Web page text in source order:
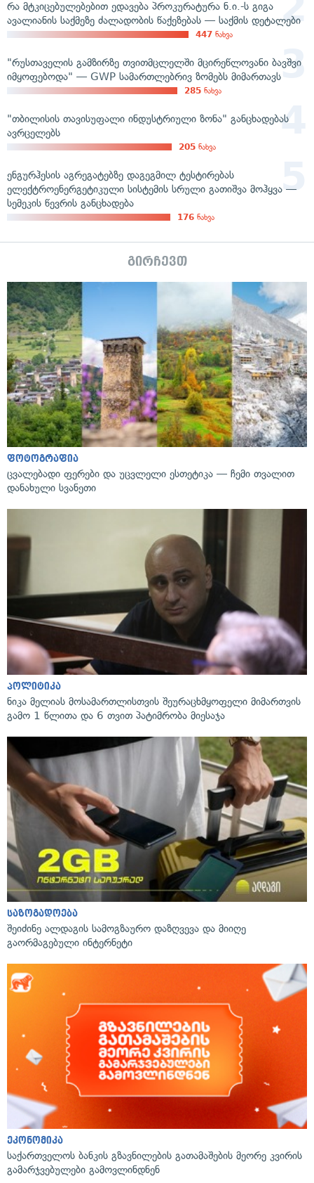
რა მტკიცებულებებით ედავება პროკურატურა ნ.ი.-ს გიგა
ავალიანის საქმეზე ძალადობის წაქეზებას — საქმის დეტალები
447 ნახვა
"რუსთაველის გამზირზე თვითმცლელში მცირეწლოვანი ბავშვი
იმყოფებოდა" — GWP სამართლებრივ ზომებს მიმართავს
285 ნახვა
"თბილისის თავისუფალი ინდუსტრიული ზონა" განცხადებას
ავრცელებს
205 ნახვა
ენგურჰესის აგრეგატებზე დაგეგმილ ტესტირებას
ელექტროენერგეტიკული სისტემის სრული გათიშვა მოჰყვა —
სემეკის წევრის განცხადება
176 ნახვა
გირჩევთ
ფოტოგრაფია
ცვალებადი ფერები და უცვლელი ესთეტიკა — ჩემი თვალით
დანახული სვანეთი
პოლიტიკა
ნიკა მელიას მოსამართლისთვის შეურაცხმყოფელი მიმართვის
გამო 1 წლითა და 6 თვით პატიმრობა მიესაჯა
საზოგადოება
შეიძინე ალდაგის სამოგზაურო დაზღვევა და მიიღე
გაორმაგებული ინტერნეტი
ეკონომიკა
საქართველოს ბანკის გზავნილების გათამაშების მეორე კვირის
გამარჯვებულები გამოვლინდნენ